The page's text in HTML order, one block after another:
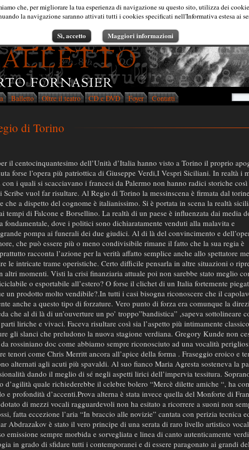
che, per migliorare la tua esperienza di navigazione su questo sito, utilizza dei
la navigazione saranno attivati tutti i cookies specificati nell'Informativa estesa ai
Sì, accetto Maggiori informazioni
Balletto Oltre il teatro CD e DVD Foyer Contatti
di Torino
il centocinquantesimo dell’Unità d’Italia hanno visto a Torino il proprio
forse l’opera più patriottica di Giuseppe Verdi,I Vespri Siciliani. In realtà i
i quali si scacciavano i francesi da Palermo non hanno radici storiche così
vuol far risultare. Al Regio di Torino la messinscena è firmata dal
che a dispetto del cognome è italianissimo. Si è portata in scena la realtà
tempi di Falcone e Borsellino. La realtà di un paese è influenzata dai media
fondamentale, dove i politici sono dichiaratamente venduti alla malavita e
pompa ai funerali dei due giudici. Al di là del convincimento e
che può essere più o meno condivisibile rimane il fatto che la sua regia è
racconta l’azione per la verità affatto semplice anche allo spettatore
le intricate trame operistiche. Certo difficile pensarla in altre situazioni o
momenti. Visti la crisi finanziaria attuale poi non sarebbe stato meglio
o esportabile all’estero? O forse il clichet di un Italia fortemente
un prodotto molto vendibile?.In tutti i casi bisogna riconoscere che il
anche a questo tipo di forzature. Vero punto di forza era comunque la
che al di là di un’ouverture un po’ troppo”bandistica” ,sapeva sottolineare
liriche e vivaci. Faceva risultare così sia l’aspetto più intimamente
gli slanci che preludono la nuova stagione verdiana. Gregory Kunde non
rossiniano doc come abbiamo sempre riconosciuto ad una vocalità
tenori come Chris Merritt ancora all’apice della forma . Fraseggio eroico e
alternati agli acuti più spavaldi. Al suo fianco Maria Agresta sosteneva la
dando il meglio di sé negli aspetti lirici dell’impervia tessitura.
d’agilità quale richiederebbe il celebre bolero “Mercè dilette amiche “, ha
e profondità d’accenti.Prova alterna è stata invece quella del Monforte di
di mezzi vocali ragguardevoli non ha esitato a ricorrere a suoni non
fatta eccezione l’aria “In braccio alle novizie” cantata con perizia tecnica
Abdrazakov è stato il vero principe di una serata di raro livello artistico
emissione sempre morbida e sorvegliata e linea di canto autenticamente
in grado di sfidare tutti i contemporanei e di essere paragonato ai grandi